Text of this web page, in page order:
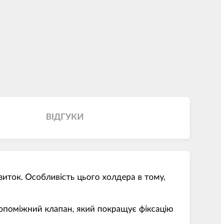
ВІДГУКИ
Особливість цього холдера в тому,
клапан, який покращує фіксацію